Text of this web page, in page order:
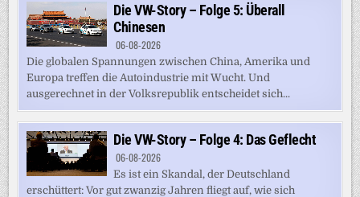
Die VW-Story – Folge 5: Überall
Chinesen
06-08-2026
Die globalen Spannungen zwischen China, Amerika und
Europa treffen die Autoindustrie mit Wucht. Und
ausgerechnet in der Volksrepublik entscheidet sich...
Die VW-Story – Folge 4: Das Geflecht
06-08-2026
Es ist ein Skandal, der Deutschland
erschüttert: Vor gut zwanzig Jahren fliegt auf, wie sich